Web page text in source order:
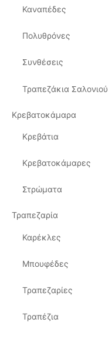
Καναπέδες
Πολυθρόνες
Συνθέσεις
Τραπεζάκια Σαλονιού
Κρεβατοκάμαρα
Κρεβάτια
Κρεβατοκάμαρες
Στρώματα
Τραπεζαρία
Καρέκλες
Μπουφέδες
Τραπεζαρίες
Τραπέζια